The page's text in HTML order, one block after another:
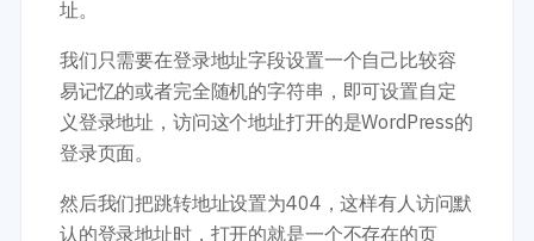
址。
我们只需要在登录地址字段设置一个自己比较容
易记忆的或者完全随机的字符串，即可设置自定
义登录地址，访问这个地址打开的是WordPress的
登录页面。
然后我们把跳转地址设置为404，这样有人访问默
认的登录地址时，打开的就是一个不存在的页